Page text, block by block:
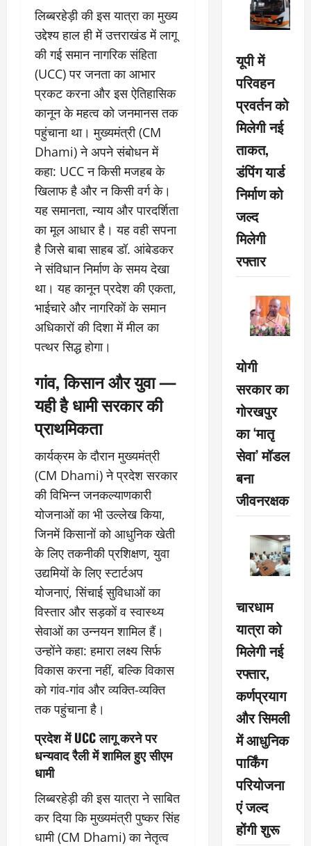
लिब्बरहेड़ी की इस यात्रा का मुख्य
उद्देश्य हाल ही में उत्तराखंड में लागू
की गई समान नागरिक संहिता
(UCC) पर जनता का आभार
प्रकट करना और इस ऐतिहासिक
कानून के महत्व को जनमानस तक
पहुंचाना था। मुख्यमंत्री (CM
Dhami) ने अपने संबोधन में
कहा: UCC न किसी मजहब के
खिलाफ है और न किसी वर्ग के।
यह समानता, न्याय और पारदर्शिता
का मूल आधार है। यह वही सपना
है जिसे बाबा साहब डॉ. आंबेडकर
ने संविधान निर्माण के समय देखा
था। यह कानून प्रदेश की एकता,
भाईचारे और नागरिकों के समान
अधिकारों की दिशा में मील का
पत्थर सिद्ध होगा।
गांव, किसान और युवा —
यही है धामी सरकार की
प्राथमिकता
कार्यक्रम के दौरान मुख्यमंत्री
(CM Dhami) ने प्रदेश सरकार
की विभिन्न जनकल्याणकारी
योजनाओं का भी उल्लेख किया,
जिनमें किसानों को आधुनिक खेती
के लिए तकनीकी प्रशिक्षण, युवा
उद्यमियों के लिए स्टार्टअप
योजनाएं, सिंचाई सुविधाओं का
विस्तार और सड़कों व स्वास्थ्य
सेवाओं का उन्नयन शामिल हैं।
उन्होंने कहा: हमारा लक्ष्य सिर्फ
विकास करना नहीं, बल्कि विकास
को गांव-गांव और व्यक्ति-व्यक्ति
तक पहुंचाना है।
प्रदेश में UCC लागू करने पर
धन्यवाद रैली में शामिल हुए सीएम
धामी
लिब्बरहेड़ी की इस यात्रा ने साबित
कर दिया कि मुख्यमंत्री पुष्कर सिंह
धामी (CM Dhami) का नेतृत्व
यूपी में
परिवहन
प्रवर्तन को
मिलेगी नई
ताकत,
डंपिंग यार्ड
निर्माण को
जल्द
मिलेगी
रफ्तार
योगी
सरकार का
गोरखपुर
का ‘मातृ
सेवा’ मॉडल
बना
जीवनरक्षक
चारधाम
यात्रा को
मिलेगी नई
रफ्तार,
कर्णप्रयाग
और सिमली
में आधुनिक
पार्किंग
परियोजना
एं जल्द
होंगी शुरू